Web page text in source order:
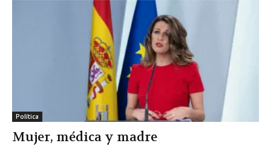
Política
Mujer, médica y madre